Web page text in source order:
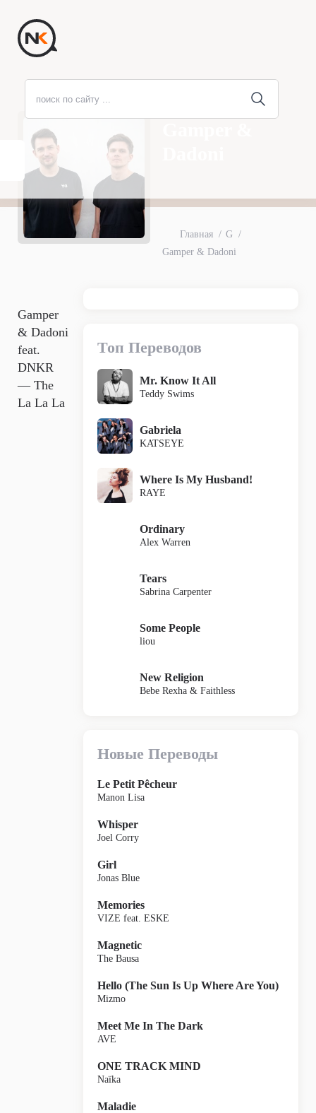
Главная
G
Gamper & Dadoni
Gamper
& Dadoni
feat.
DNKR
— The
La La La
Топ Переводов
Mr. Know It All
Teddy Swims
Gabriela
KATSEYE
Where Is My Husband!
RAYE
Ordinary
Alex Warren
Tears
Sabrina Carpenter
Some People
liou
New Religion
Bebe Rexha & Faithless
Новые Переводы
Le Petit Pêcheur
Manon Lisa
Whisper
Joel Corry
Girl
Jonas Blue
Memories
VIZE feat. ESKE
Magnetic
The Bausa
Hello (The Sun Is Up Where Are You)
Mizmo
Meet Me In The Dark
AVE
ONE TRACK MIND
Naïka
Maladie